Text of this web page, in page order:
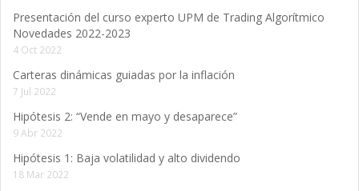
Presentación del curso experto UPM de Trading Algorítmico
Novedades 2022-2023
4 Oct 2022
Carteras dinámicas guiadas por la inflación
7 Jul 2022
Hipótesis 2: “Vende en mayo y desaparece”
9 Abr 2022
Hipótesis 1: Baja volatilidad y alto dividendo
18 Mar 2022